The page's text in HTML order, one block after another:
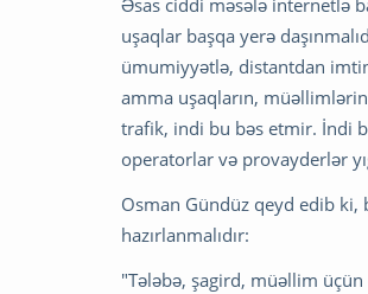
Əsas ciddi məsələ internetlə
uşaqlar başqa yerə
ümumiyyətlə, distantdan
amma uşaqların,
trafik, indi bu bəs etmir. İndi
operatorlar və provayderlər
Osman Gündüz qeyd edib
hazırlanmalıdır:
"Tələbə, şagird, müəllim